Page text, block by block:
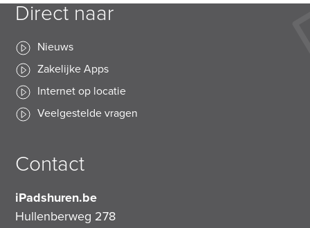
Direct naar
Nieuws
Zakelijke Apps
Internet op locatie
Veelgestelde vragen
Contact
iPadshuren.be
Hullenberweg 278